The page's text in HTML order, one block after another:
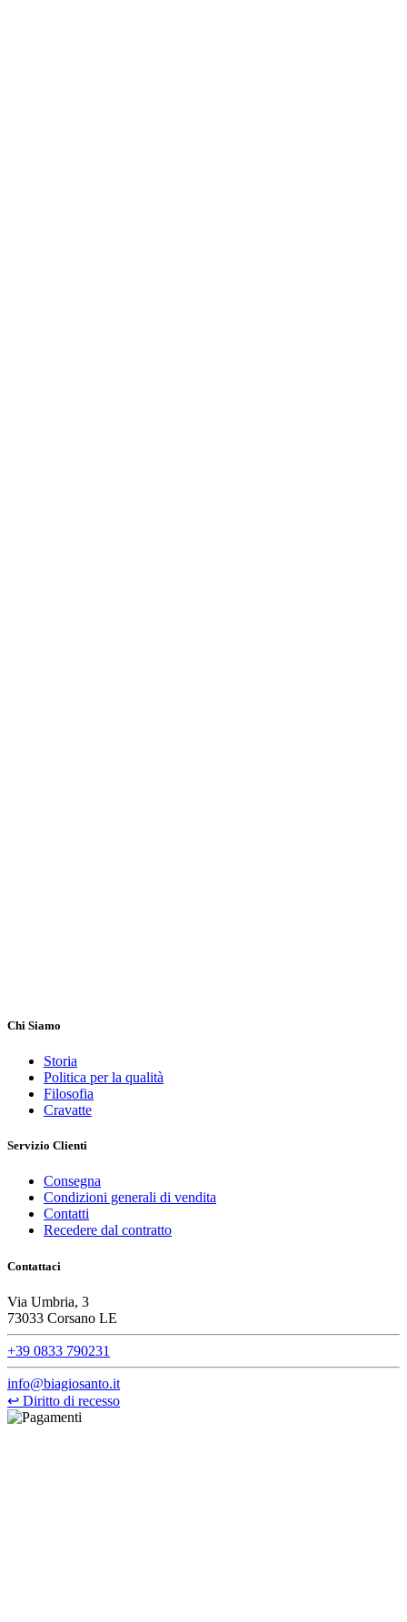
Chi Siamo
Storia
Politica per la qualità
Filosofia
Cravatte
Servizio Clienti
Consegna
Condizioni generali di vendita
Contatti
Recedere dal contratto
Contattaci
Via Umbria, 3
73033 Corsano LE
+39 0833 790231
info@biagiosanto.it
↩ Diritto di recesso